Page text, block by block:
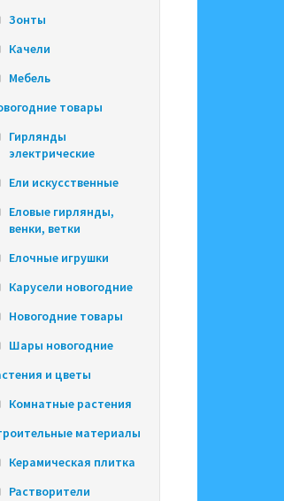
Зонты
Качели
Мебель
товары
Гирлянды
электрические
Ели искусственные
Еловые гирлянды,
венки, ветки
Елочные игрушки
Карусели новогодние
Новогодние товары
Шары новогодние
и цветы
Комнатные растения
материалы
Керамическая плитка
Растворители